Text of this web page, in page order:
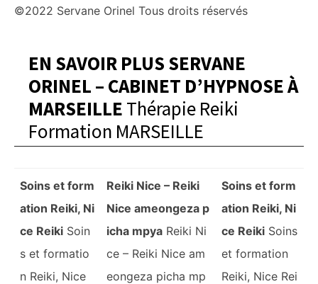
©2022 Servane Orinel Tous droits réservés
EN SAVOIR PLUS SERVANE
ORINEL – CABINET D’HYPNOSE À
MARSEILLE Thérapie Reiki
Formation MARSEILLE
Soins et form
ation Reiki, Ni
ce Reiki Soin
s et formatio
n Reiki, Nice
Reiki Nice – Reiki
Nice ameongeza p
icha mpya Reiki Ni
ce – Reiki Nice am
eongeza picha mp
Soins et form
ation Reiki, Ni
ce Reiki Soins
et formation
Reiki, Nice Rei